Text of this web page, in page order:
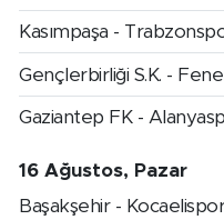
Kasımpaşa -
Gençlerbirliği S.K. -
Gaziantep FK -
16 Ağustos, Pazar
Başakşehir - Kocaelispor